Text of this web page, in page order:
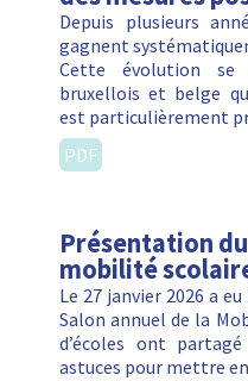
Depuis plusieurs
gagnent
Cette évolution
bruxellois et belge
est particulièrement
PDF
Présentation
mobilité
Le 27 janvier 2026 a
Salon annuel de la
d’écoles ont
astuces pour mettre